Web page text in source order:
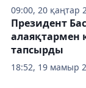
09:00, 20 қаңтар
18:52, 19 мамыр
Президент
алаяқтармен
тапсырды